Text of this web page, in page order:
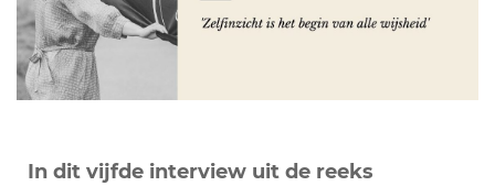
In dit vijfde interview uit de reeks